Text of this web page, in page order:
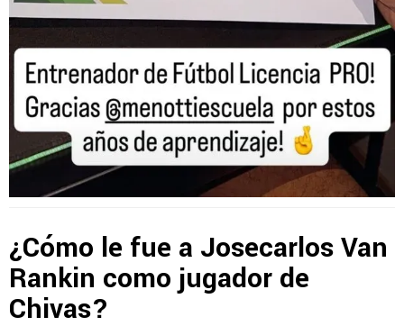
¿Cómo le fue a Josecarlos Van
Rankin como jugador de
Chivas?